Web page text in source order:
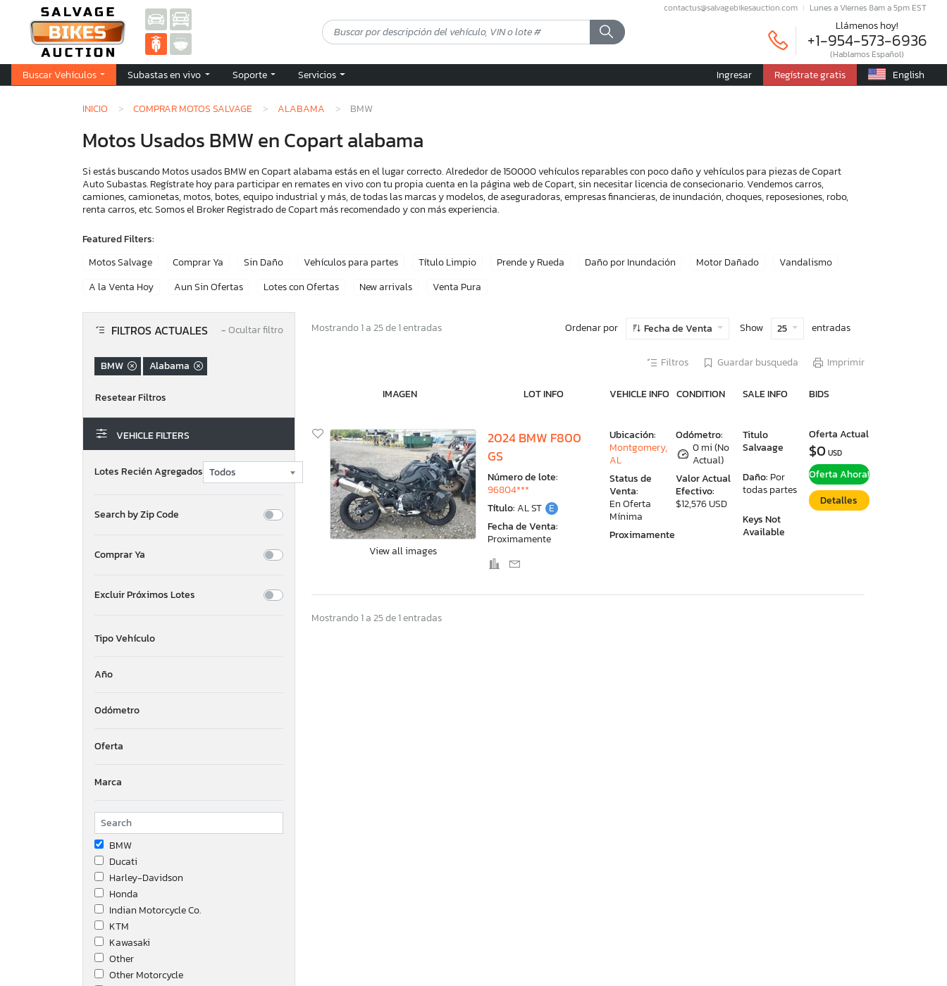
contactus@salvagebikesauction.com Lunes a Viernes 8am a 5pm EST
Llámenos hoy!
+1-954-573-6936
(Hablamos Español)
Buscar Vehículos Subastas en vivo Soporte Servicios Ingresar Regístrate gratis English
INICIO COMPRAR MOTOS SALVAGE ALABAMA BMW
Motos Usados BMW en Copart alabama
Si estás buscando Motos usados BMW en Copart alabama estás en el lugar correcto. Alrededor de 150000 vehículos reparables con poco daño y vehículos para piezas de Copart
Auto Subastas. Regístrate hoy para participar en remates en vivo con tu propia cuenta en la página web de Copart, sin necesitar licencia de consecionario. Vendemos carros,
camiones, camionetas, motos, botes, equipo industrial y más, de todas las marcas y modelos, de aseguradoras, empresas financieras, de inundación, choques, reposesiones, robo,
renta carros, etc. Somos el Broker Registrado de Copart más recomendado y con más experiencia.
Featured Filters:
Motos Salvage
Comprar Ya Sin Daño Vehículos para partes Título Limpio Prende y Rueda Daño por Inundación Motor Dañado
Vandalismo
A la Venta Hoy
Aun Sin Ofertas Lotes con Ofertas New arrivals Venta Pura
FILTROS ACTUALES −Ocultar filtro
BMW Alabama
VEHICLE FILTERS
Lotes Recién Agregados
Search by Zip Code
Comprar Ya
Excluir Próximos Lotes
Tipo Vehículo
Año
Odómetro
Oferta
Marca
BMW
Ducati
Harley-Davidson
Honda
Indian Motorcycle Co.
KTM
Kawasaki
Other
Other Motorcycle
Mostrando 1 a 25 de 1 entradas Ordenar por Fecha de Venta Show 25 entradas
Filtros Guardar busqueda Imprimir
IMAGEN LOT INFO VEHICLE INFO CONDITION SALE INFO BIDS
View all images
2024 BMW F800
GS
Número de lote:
96804***
Título:AL ST E
Fecha de Venta:
Proximamente
Odómetro:
0 mi (No
Actual)
Valor Actual
Efectivo:
$12,576 USD
Titulo
Salvaage
Daño: Por
todas partes
Keys Not
Available
Ubicación:
Montgomery,
AL
Status de
Venta:
En Oferta
Mínima
Proximamente
Oferta Actual
$0USD
Oferta Ahora!
Detalles
Mostrando 1 a 25 de 1 entradas